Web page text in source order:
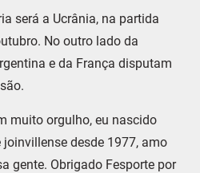
será a Ucrânia, na partida
No outro lado da
e da França disputam
muito orgulho, eu nascido
desde 1977, amo
gente. Obrigado Fesporte por